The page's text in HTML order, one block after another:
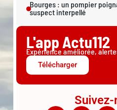
Bourges : un pompier
suspect interpellé
L'app Actu112
Expérience améliorée,
Télécharger
Suivez-